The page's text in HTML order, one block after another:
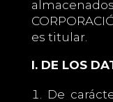
es titular.
I. DE LOS
De